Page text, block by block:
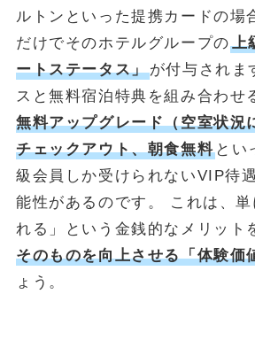
ルトンといった提携カードの場
だけでそのホテルグループの 上
ートステータス」が付与されま
スと無料宿泊特典を組み合わせ
無料アップグレード（空室状況
チェックアウト、朝食無料 とい
級会員しか受けられないVIP待
能性があるのです。 これは、単
れる」という金銭的なメリット
そのものを向上させる「体験価
ょう。